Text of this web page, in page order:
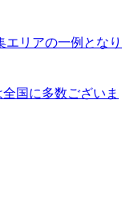
リアの一例となり
国に多数ございま